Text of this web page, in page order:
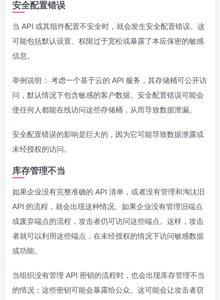
安全配置错误
当 API 或其组件配置不安全时，就会发生安全配置错误。这
可能包括默认设置、权限过于宽松或暴露了本应保密的敏感
信息。
举例说明： 考虑一个基于云的 API 服务，其存储桶可公开访
问，默认情况下包含敏感的客户数据。安全配置错误可能会
使任何人都能在线访问这些存储桶，从而导致数据泄漏。
安全配置错误的影响是巨大的，因为它可能导致数据泄露或
未经授权的访问。
库存管理不当
如果企业没有完整准确的 API 清单，或者没有管理和淘汰旧
API 的流程，就会出现这种情况。如果企业没有管理旧端点
或废弃端点的流程，攻击者仍可访问这些端点。这样，攻击
者就可以利用这些端点，在未经授权的情况下访问敏感数据
或功能。
当组织没有管理 API 密钥的流程时，也会出现库存管理不当
的情况；这些密钥可能会暴露给公众。这可能会让攻击者窃